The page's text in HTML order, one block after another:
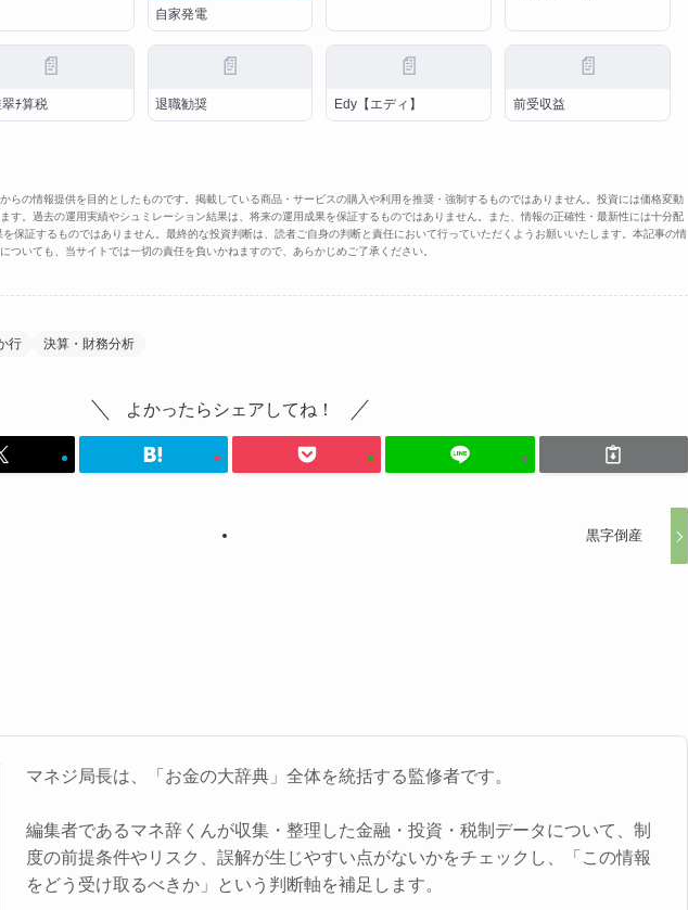
自家発電
📄
翠ﾁ算税
📄
退職勧奨
📄
Edy【エディ】
📄
前受収益
らの情報提供を目的としたものです。掲載している商品・サービスの購入や利用を推奨・強制するものではありません。投資には価格変動
す。過去の運用実績やシュミレーション結果は、将来の運用成果を保証するものではありません。また、情報の正確性・最新性には十分配
保証するものではありません。最終的な投資判断は、読者ご自身の判断と責任において行っていただくようお願いいたします。本記事の情
ついても、当サイトでは一切の責任を負いかねますので、あらかじめご了承ください。
行 決算・財務分析
よかったらシェアしてね！
黒字倒産
マネジ局長は、「お金の大辞典」全体を統括する監修者です。
編集者であるマネ辞くんが収集・整理した金融・投資・税制データについて、制
度の前提条件やリスク、誤解が生じやすい点がないかをチェックし、「この情報
をどう受け取るべきか」という判断軸を補足します。